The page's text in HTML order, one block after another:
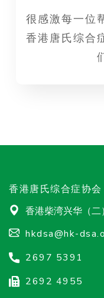
很感激每一位
香港唐氏综合
香港唐氏综合症协会
香港柴湾兴华（
hkdsa@hk-
2697 5391
2692 4955